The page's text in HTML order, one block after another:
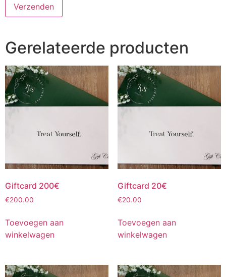
Gerelateerde producten
Giftcard 200€
€200.00
Toevoegen aan
winkelwagen
Giftcard 20€
€20.00
Toevoegen aan
winkelwagen